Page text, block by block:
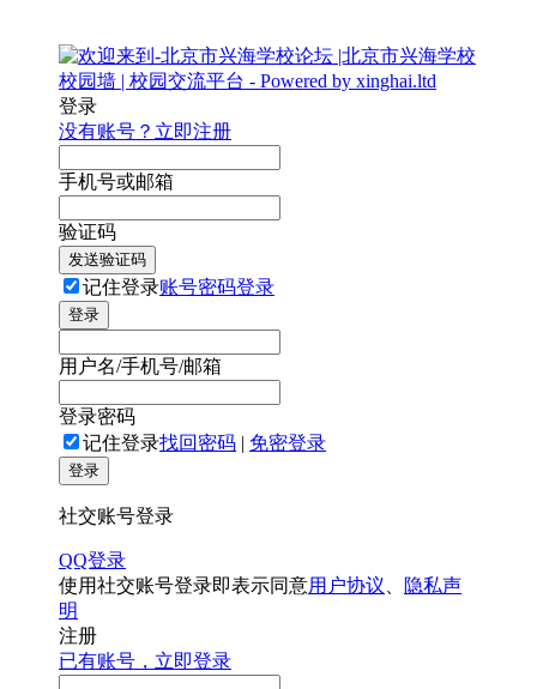
登录
没有账号？立即注册
手机号或邮箱
验证码
发送验证码
记住登录账号密码登录
登录
用户名/手机号/邮箱
登录密码
记住登录找回密码 | 免密登录
登录
社交账号登录
QQ登录
使用社交账号登录即表示同意用户协议
隐私声
明
注册
已有账号，立即登录